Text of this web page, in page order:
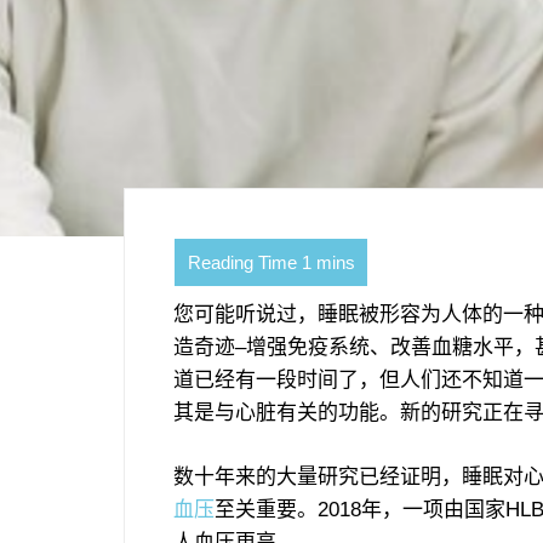
您可能听说过，睡眠被形容为人体的一
造奇迹–增强免疫系统、改善血糖水平，
道已经有一段时间了，但人们还不知道
其是与心脏有关的功能。新的研究正在
数十年来的大量研究已经证明，睡眠对
血压至关重要。2018年，一项由国家